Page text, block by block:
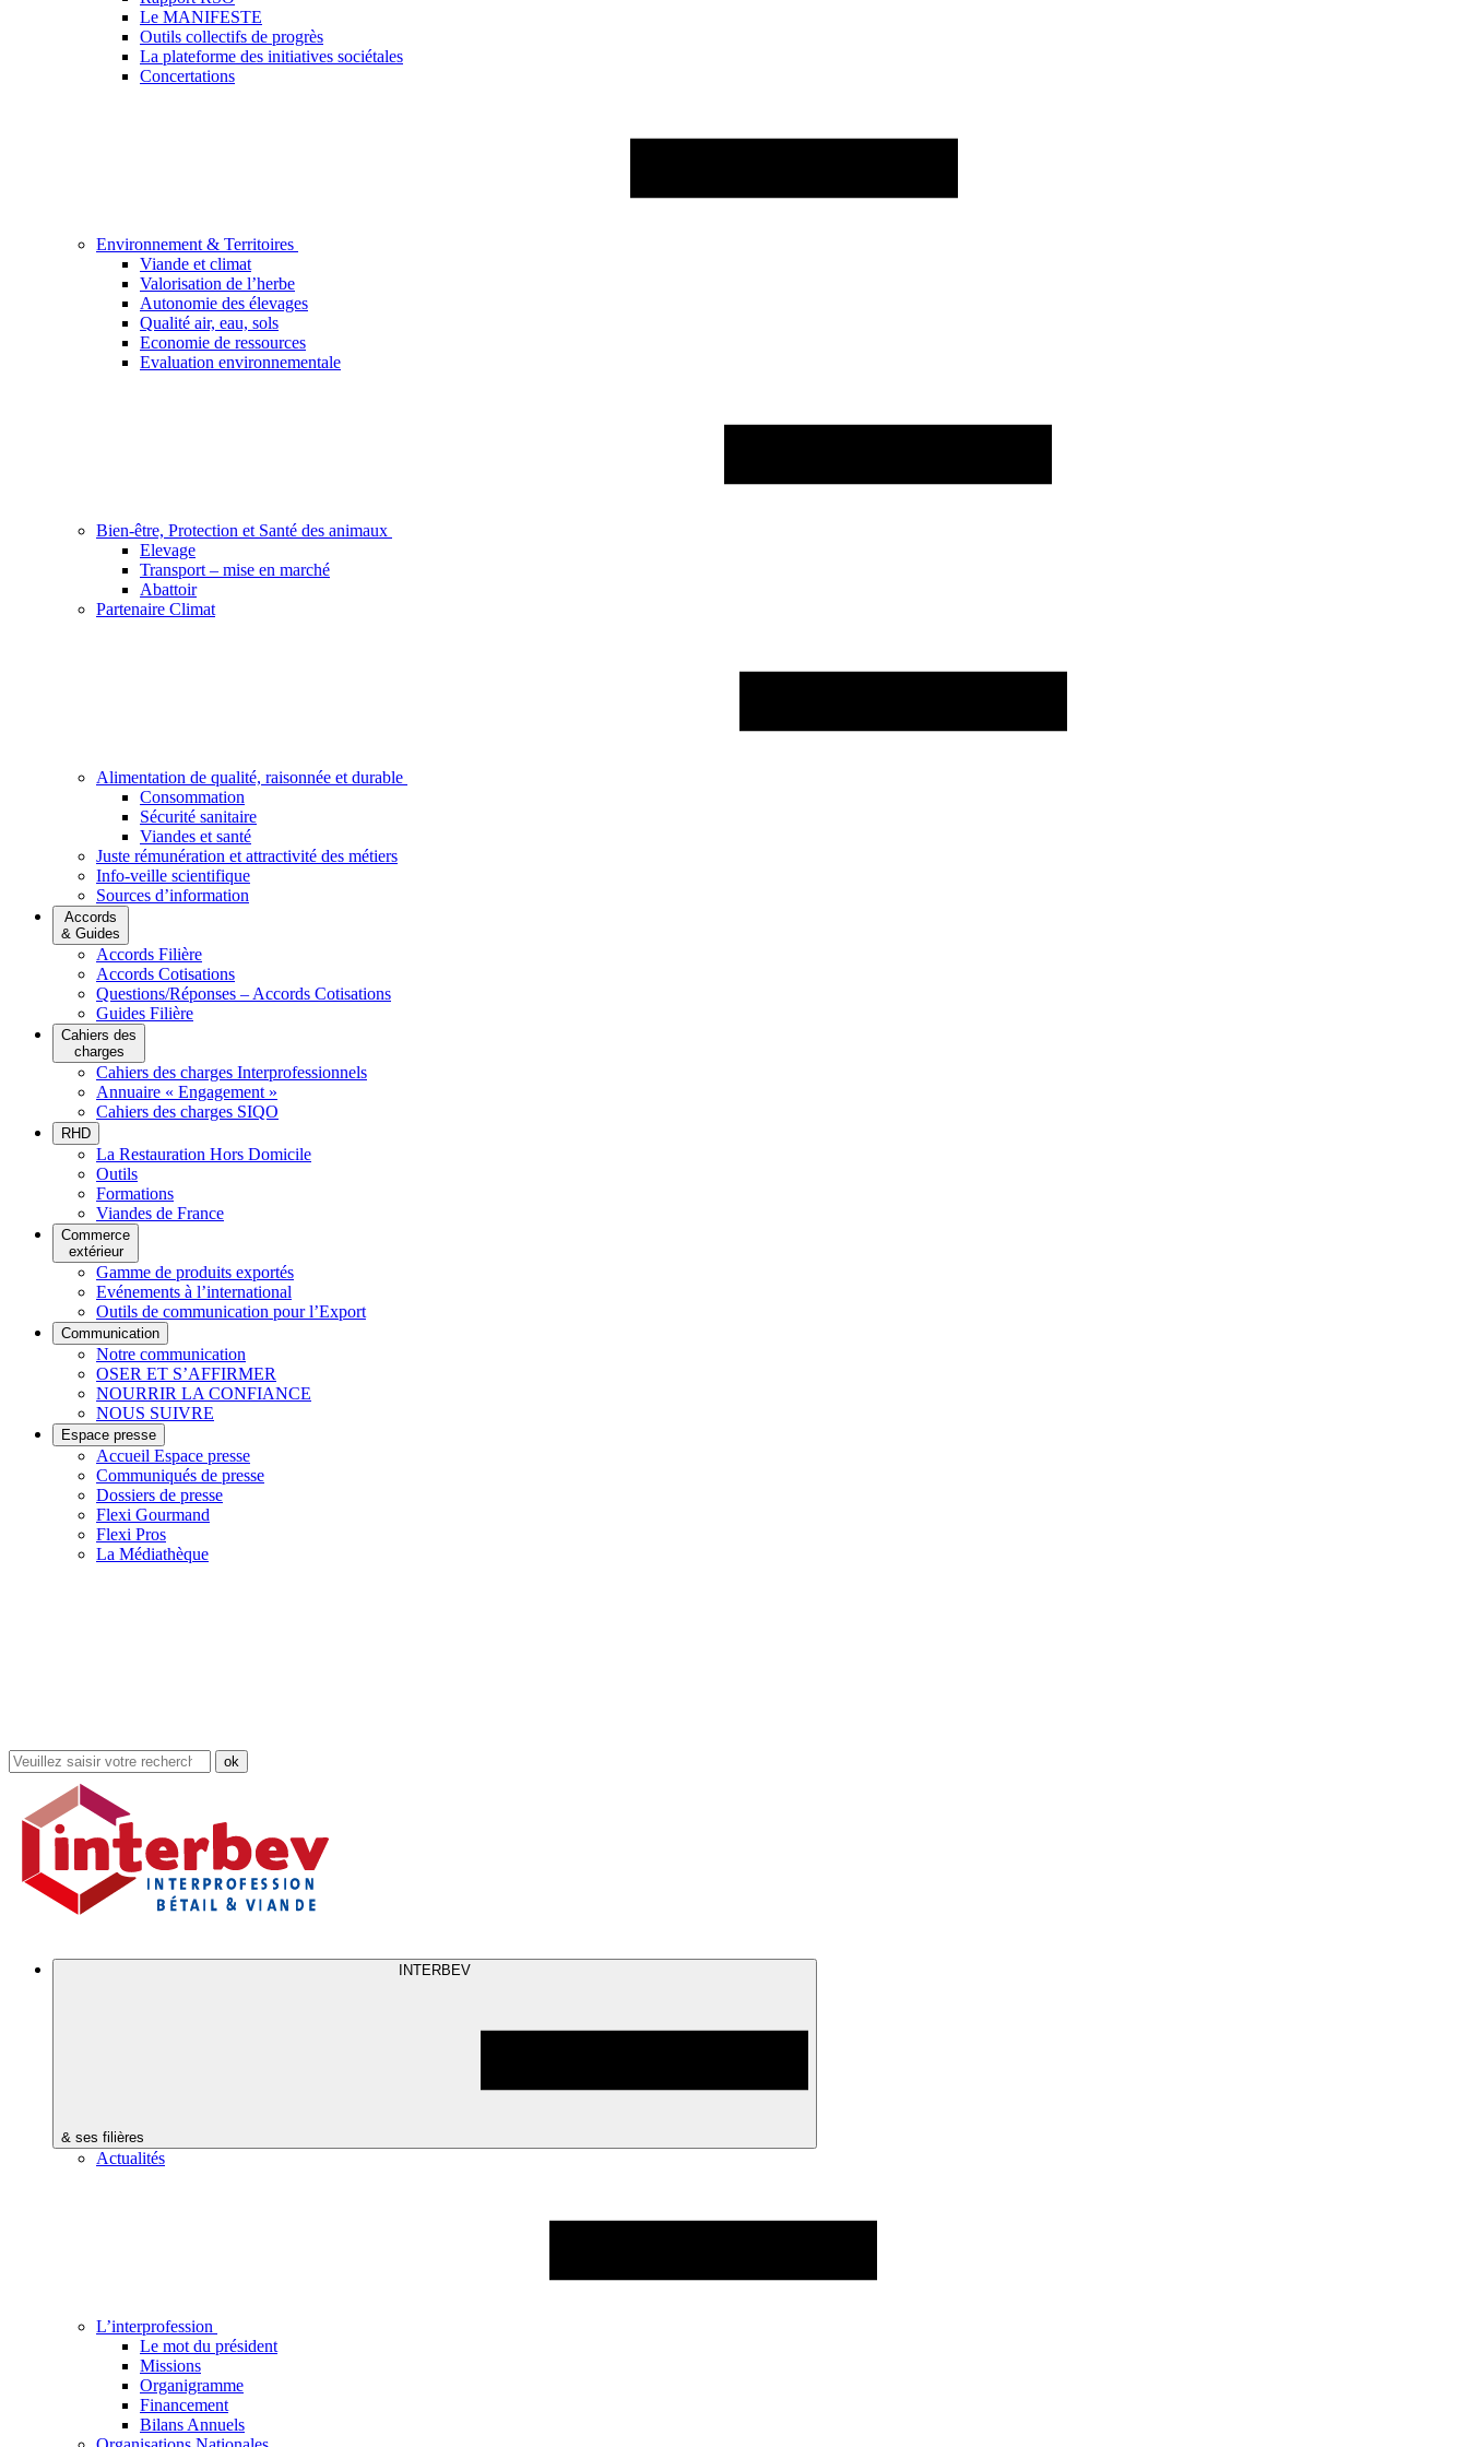
Le MANIFESTE
Outils collectifs de progrès
La plateforme des initiatives sociétales
Concertations
Environnement & Territoires
Viande et climat
Valorisation de l’herbe
Autonomie des élevages
Qualité air, eau, sols
Economie de ressources
Evaluation environnementale
Bien-être, Protection et Santé des animaux
Elevage
Transport – mise en marché
Abattoir
Partenaire Climat
Alimentation de qualité, raisonnée et durable
Consommation
Sécurité sanitaire
Viandes et santé
Juste rémunération et attractivité des métiers
Info-veille scientifique
Sources d’information
Accords
& Guides
Accords Filière
Accords Cotisations
Questions/Réponses – Accords Cotisations
Guides Filière
Cahiers des
charges
Cahiers des charges Interprofessionnels
Annuaire « Engagement »
Cahiers des charges SIQO
RHD
La Restauration Hors Domicile
Outils
Formations
Viandes de France
Commerce
extérieur
Gamme de produits exportés
Evénements à l’international
Outils de communication pour l’Export
Communication
Notre communication
OSER ET S’AFFIRMER
NOURRIR LA CONFIANCE
NOUS SUIVRE
Espace presse
Accueil Espace presse
Communiqués de presse
Dossiers de presse
Flexi Gourmand
Flexi Pros
La Médiathèque
Rechercher
dans
site
INTERBEV
& ses filières
Actualités
L’interprofession
Le mot du président
Missions
Organigramme
Financement
Bilans Annuels